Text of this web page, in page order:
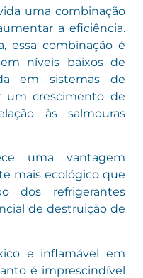
uma combinação
a eficiência.
essa combinação é
níveis baixos de
em sistemas de
um crescimento de
às salmouras
uma vantagem
mais ecológico que
dos refrigerantes
de destruição de
e inflamável em
é imprescindível